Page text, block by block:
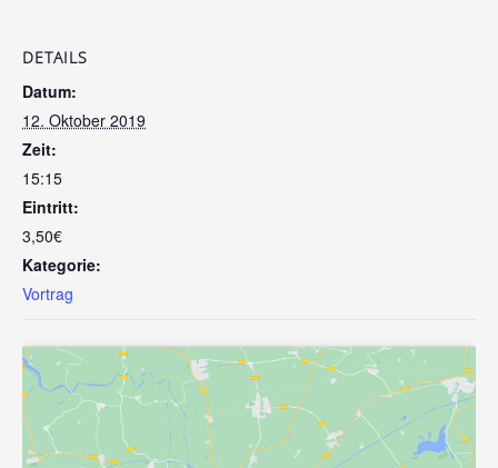
DETAILS
Datum:
12. Oktober 2019
Zeit:
15:15
Eintritt:
3,50€
Kategorie:
Vortrag